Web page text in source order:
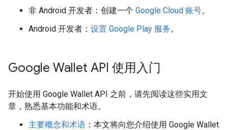
非 Android 开发者：创建一个 Google Cloud 账号。
Android 开发者： 设置 Google Play 服务。
Google Wallet API 使用入门
开始使用 Google Wallet API 之前，请先阅读这些实用文
章，熟悉基本功能和术语。
主要概念和术语 ：本文将向您介绍使用 Google Wallet